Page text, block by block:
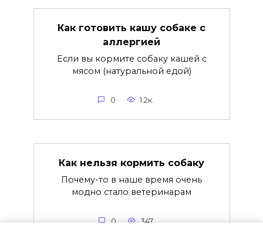
Как готовить кашу собаке с
аллергией
Если вы кормите собаку кашей с
мясом (натуральной едой)
0 1.2к.
Как нельзя кормить собаку
Почему-то в наше время очень
модно стало ветеринарам
0 347